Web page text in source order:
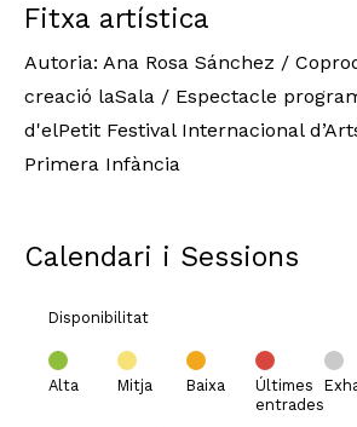
Fitxa artística
Autoria: Ana Rosa Sánchez /
creació laSala / Espectacle
d'elPetit Festival Internacional
Primera Infància
Calendari i Sessions
Disponibilitat
Alta Mitja Baixa
Últimes
entrades